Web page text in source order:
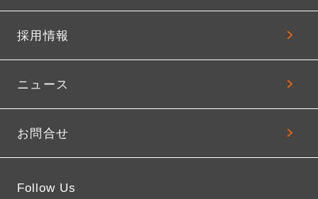
採用情報
ニュース
お問合せ
Follow Us